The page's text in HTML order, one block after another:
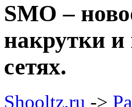
SMO –
накрутки
сетях.
Shooltz.ru ->